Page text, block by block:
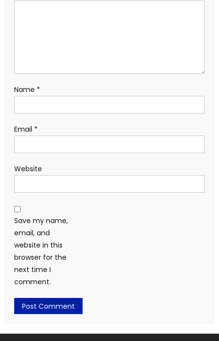
Name *
Email *
Website
Save my name,
email, and
website in this
browser for the
next time I
comment.